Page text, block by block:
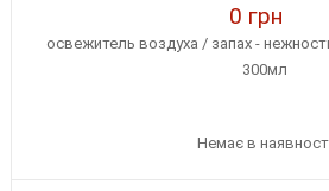
0 грн
освежитель воздуха / запах -
300мл
Немає в